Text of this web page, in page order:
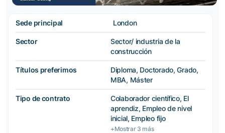
Sede principal London
Sector
Sector/ industria de la
construcción
Títulos preferimos
Diploma, Doctorado, Grado,
MBA, Máster
Tipo de contrato
Colaborador científico, El
aprendiz, Empleo de nivel
inicial, Empleo fijo
+Mostrar 3 más